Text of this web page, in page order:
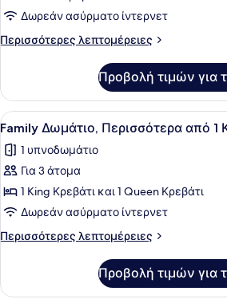
Δωμάτιο,
2
(Executive,
Marina
Bay
View)
Δωρεάν ασύρματο ίντερνετ
Περισσότερες λεπτομέρειες
Περισσότερες
Δωμάτιο,
Μονά
Κρεβάτια
(Executive,
Marina
View)
Προβολή τιμών για
Προβολή
όλων
των
φωτογραφιών
για
Family
Δωμάτιο,
Περισσότερα
1
Family
2
Family Δωμάτιο, Περισσότερα από 1
1 υπνοδωμάτιο
Για 3 άτομα
1 King Κρεβάτι και 1 Queen Κρεβάτι
Δωρεάν ασύρματο ίντερνετ
Περισσότερες λεπτομέρειες
Περισσότερες
Δωμάτιο,
Προβολή τιμών για